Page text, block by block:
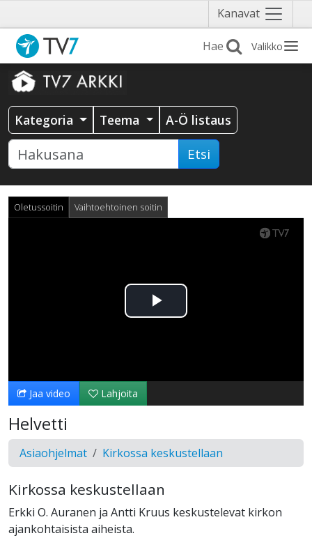
Kanavat Näytä
valikko
Valikko
Kategoria Teema A-Ö listaus
Etsi
Oletussoitin Vaihtoehtoinen soitin
Toista
Jaa video Lahjoita
Helvetti
Asiaohjelmat Kirkossa keskustellaan
Kirkossa keskustellaan
Erkki O. Auranen ja Antti Kruus keskustelevat kirkon
ajankohtaisista aiheista.